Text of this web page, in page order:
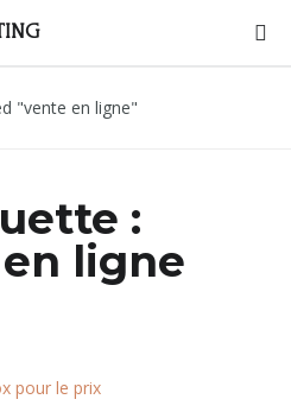
"vente en ligne"
:
ligne